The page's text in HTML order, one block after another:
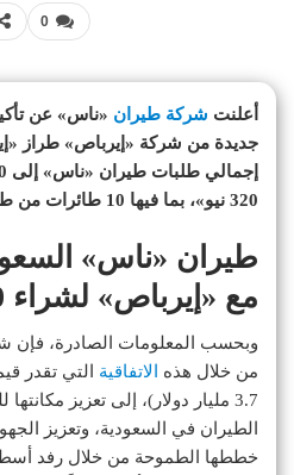
0
أعلنت شركة طيران
320 نيو»، بما فيها 10 طائرات من طراز «إيه 321 إكس إل آر».
طيران «ناس»
مع «إيرباص» لشراء 30 طائرة
وبحسب المعلومات الصادرة،
من خلال هذه الاتفاقية
3.7 مليار دولار)، إلى تعزيز
الطيران في السعودية، وتعزيز
خططها الطموحة من خلال رفد